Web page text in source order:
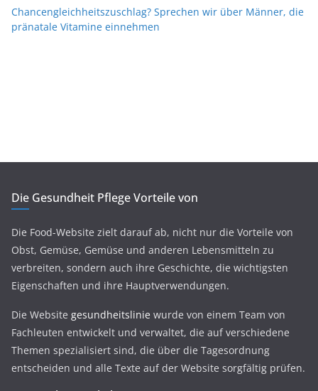
Chancengleichheitszuschlag? Sprechen wir über Männer, die
pränatale Vitamine einnehmen
Die Gesundheit Pflege Vorteile von
Die Food-Website zielt darauf ab, nicht nur die Vorteile von
Obst, Gemüse, Gemüse und anderen Lebensmitteln zu
verbreiten, sondern auch ihre Geschichte, die wichtigsten
Eigenschaften und ihre Hauptverwendungen.
Die Website gesundheitslinie wurde von einem Team von
Fachleuten entwickelt und verwaltet, die auf verschiedene
Themen spezialisiert sind, die über die Tagesordnung
entscheiden und alle Texte auf der Website sorgfältig prüfen.